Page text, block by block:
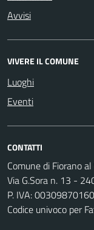
Avvisi
VIVERE IL COMUNE
Luoghi
Eventi
CONTATTI
Comune di Fiorano
Via G.Sora n. 13 -
P. IVA: 00309870160
Codice univoco per